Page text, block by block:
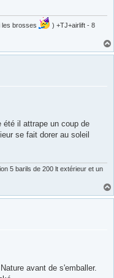
les brosses
) +TJ+airlift - 8
été il attrape un coup de
se fait dorer au soleil
5 barils de 200 lt extérieur et un
avant de s'emballer.